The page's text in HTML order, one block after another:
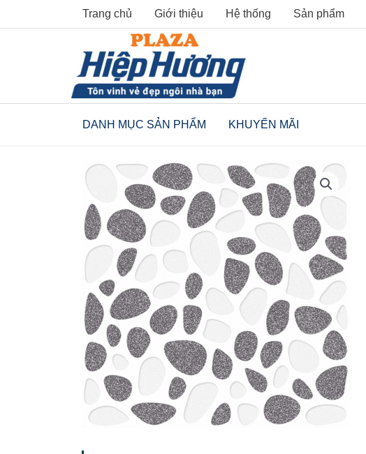
to
Trang chủ Giới thiệu Hệ thống Sản phẩm
DANH MỤC SẢN PHẨM KHUYẾN MÃI